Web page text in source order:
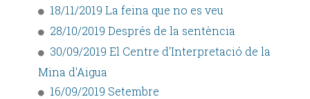
18/11/2019 La feina que no es veu
28/10/2019 Després de la sentència
30/09/2019 El Centre d'Interpretació de la
Mina d'Aigua
16/09/2019 Setembre